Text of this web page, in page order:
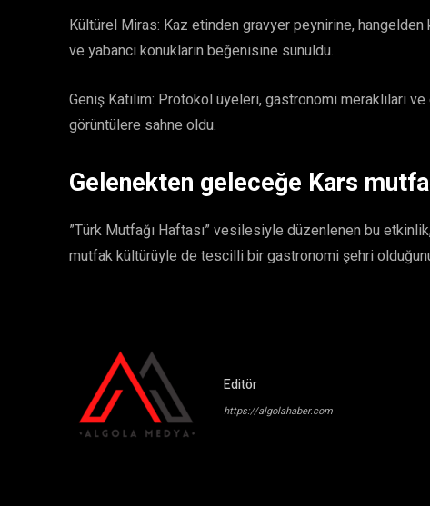
​Kültürel Miras: Kaz etinden gravyer peynirine,
ve yabancı konukların beğenisine sunuldu.
​Geniş Katılım: Protokol üyeleri, gastronomi meraklıları
görüntülere sahne oldu.
​Gelenekten geleceğe Kars
​”Türk Mutfağı Haftası” vesilesiyle düzenlenen bu
mutfak kültürüyle de tescilli bir gastronomi şehri
Editör
https://algolahaber.com